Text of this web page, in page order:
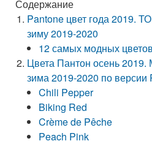
Содержание
Pantone цвет года 2019.
зиму 2019-2020
12 самых модных
Цвета Пантон осень
зима 2019-2020 по версии
Chili Pepper
Biking Red
Crème de Pêche
Peach Pink